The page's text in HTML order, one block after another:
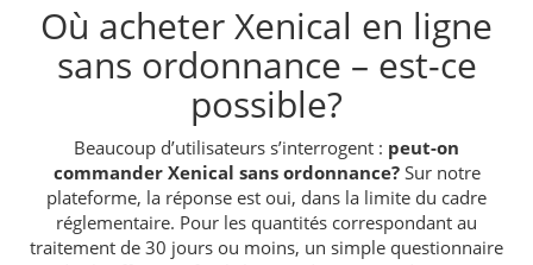
Où acheter Xenical en ligne
sans ordonnance – est-ce
possible?
Beaucoup d’utilisateurs s’interrogent : peut-on
commander Xenical sans ordonnance?Sur notre
plateforme, la réponse est oui, dans la limite du cadre
réglementaire. Pour les quantités correspondant au
traitement de 30 jours ou moins, un simple questionnaire